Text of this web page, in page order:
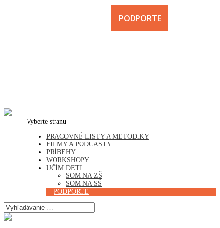
Vyberte stranu
PRACOVNÉ LISTY A METODIKY
FILMY A PODCASTY
PRÍBEHY
WORKSHOPY
UČÍM DETI
SOM NA ZŠ
SOM NA SŠ
PODPORTE
PODPORTE